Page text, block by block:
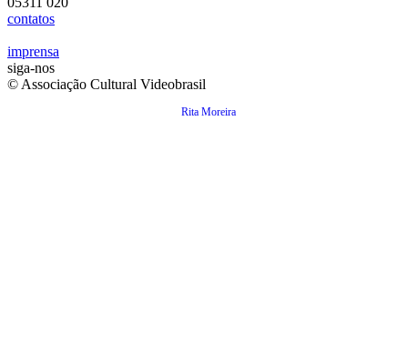
Rita Moreira
contatos
imprensa
siga-nos
© Associação Cultural Videobrasil